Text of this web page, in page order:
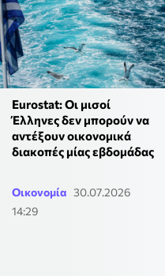
Eurostat: Οι μισοί
Έλληνες δεν μπορούν να
αντέξουν οικονομικά
διακοπές μίας εβδομάδας
Οικονομία 30.07.2026
14:29